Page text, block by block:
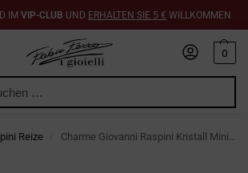
IM VIP-CLUB UND ERHALTEN SIE 5 € WILLKOMMEN
0
Reize Charme Giovanni Raspini Kristall Mini Glyzinie